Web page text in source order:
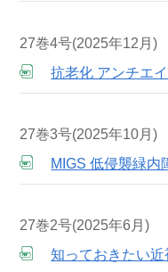
27巻4号(2025年12月)
抗老化 アンチエ
27巻3号(2025年10月)
MIGS 低侵襲緑内
27巻2号(2025年6月)
知っておきたい